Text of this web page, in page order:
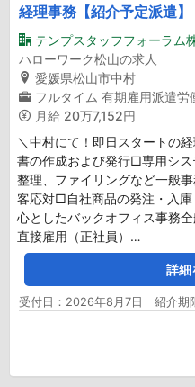
経理事務【紹介予定派遣】
テンプスタッフフォーラム
ハローワーク松山の求人
愛媛県松山市中村
フルタイム 有期雇用派遣労
月給 20万7,152円
＼中村にて！即日スタートの
書の作成および発行□専用シ
整理、ファイリングなど一般
客応対□自社商品の発注・入
心としたバックオフィス事務
直接雇用（正社員）…
詳細
受付日：2026年8月7日 紹介期